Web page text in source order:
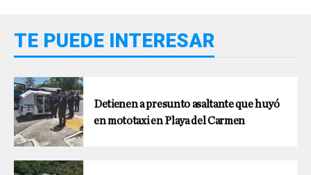
TE PUEDE INTERESAR
Detienen a presunto asaltante que huyó
en mototaxi en Playa del Carmen